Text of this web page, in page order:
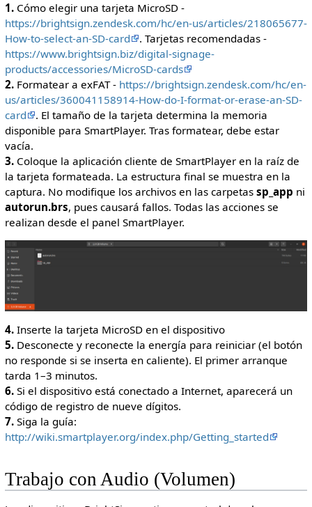
1.Cómo elegir una tarjeta MicroSD -
https://brightsign.zendesk.com/hc/en-us/articles/218065677-
How-to-select-an-SD-card
. Tarjetas recomendadas -
https://www.brightsign.biz/digital-signage-
products/accessories/MicroSD-cards
2.Formatear a exFAT - https://brightsign.zendesk.com/hc/en-
us/articles/360041158914-How-do-I-format-or-erase-an-SD-
card
. El tamaño de la tarjeta determina la memoria
disponible para SmartPlayer. Tras formatear, debe estar
vacía.
3.Coloque la aplicación cliente de SmartPlayer en la raíz de
la tarjeta formateada. La estructura final se muestra en la
captura. No modifique los archivos en las carpetas sp_app ni
autorun.brs, pues causará fallos. Todas las acciones se
realizan desde el panel SmartPlayer.
4.Inserte la tarjeta MicroSD en el dispositivo
5.Desconecte y reconecte la energía para reiniciar (el botón
no responde si se inserta en caliente). El primer arranque
tarda 1–3 minutos.
6.Si el dispositivo está conectado a Internet, aparecerá un
código de registro de nueve dígitos.
7.Siga la guía:
http://wiki.smartplayer.org/index.php/Getting_started
Trabajo con Audio (Volumen)